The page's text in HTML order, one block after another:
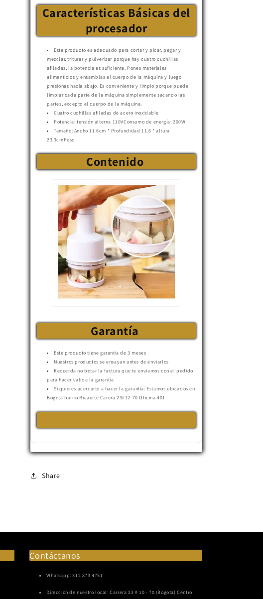
Características Básicas del
procesador
Este producto es adecuado para cortar y picar, pegar y
mezclar, triturar y pulverizar porque hay cuatro cuchillas
afiladas, la potencia es suficiente. Pones materiales
alimenticios y ensamblas el cuerpo de la máquina y luego
presionas hacia abajo. Es conveniente y limpio porque puede
limpiar cada parte de la máquina simplemente sacando las
partes, excepto el cuerpo de la máquina.
Cuatro cuchillas afiladas de acero inoxidable
Potencia: tensión alterna 110VConsumo de energía: 200W
Tamaño: Ancho 11.6cm * Profundidad 11.6 * altura
23.3cmPeso
Contenido
Garantía
Este producto tiene garantía de 3 meses
Nuestros productos se ensayan antes de enviarlos
Recuerda no botar la factura que te enviamos con el pedido
para hacer valida la garantía
Si quieres acercarte a hacer la garantía: Estamos ubicados en
Bogotá barrio Ricaurte Carera 23#12-70 Oficina 401
Share
Contáctanos
Whatsapp: 312 873 4751
Direccion de nuestro local: Carrera 23 # 10 - 70 (Bogota) Centro